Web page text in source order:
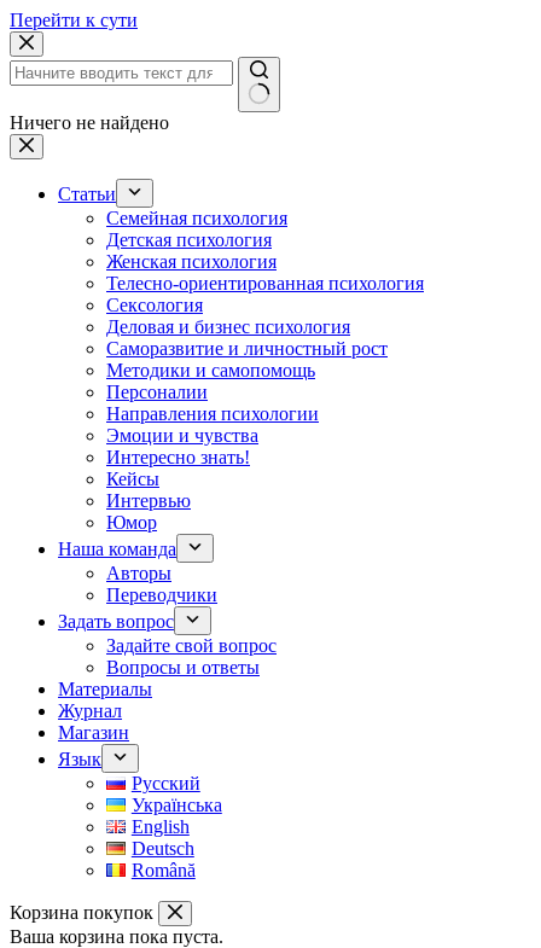
Перейти к сути
Ничего не найдено
Статьи
Семейная психология
Детская психология
Женская психология
Телесно-ориентированная психология
Сексология
Деловая и бизнес психология
Саморазвитие и личностный рост
Методики и самопомощь
Персоналии
Направления психологии
Эмоции и чувства
Интересно знать!
Кейсы
Интервью
Юмор
Наша команда
Авторы
Переводчики
Задать вопрос
Задайте свой вопрос
Вопросы и ответы
Материалы
Журнал
Магазин
Язык
Русский
Українська
English
Deutsch
Română
Корзина покупок
Ваша корзина пока пуста.